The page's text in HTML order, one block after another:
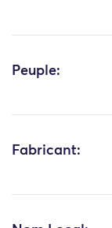
Peuple:
Fabricant: